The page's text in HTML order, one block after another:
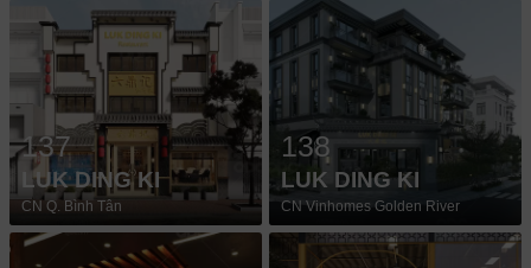
137
LUK DING KI
CN Q. Bình Tân
138
LUK DING KI
CN Vinhomes Golden River